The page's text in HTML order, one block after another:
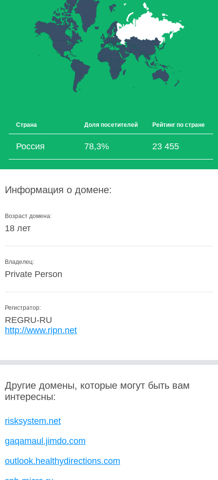
Страна Доля посетителей Рейтинг по стране
Россия 78,3% 23 455
Информация о домене:
Возраст домена:
18 лет
Владелец:
Private Person
Регистратор:
REGRU-RU
http://www.ripn.net
Другие домены, которые могут быть вам
интересны:
risksystem.net
gaqamaul.jimdo.com
outlook.healthydirections.com